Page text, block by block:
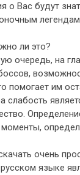
о Вас будут
ли это?
очередь, на
помогает им
слабость
очень
языке